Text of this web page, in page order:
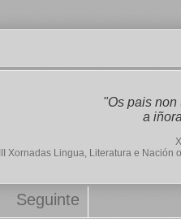
"Os pais
a
Xornadas Lingua, Literatura e Nación
Seguinte